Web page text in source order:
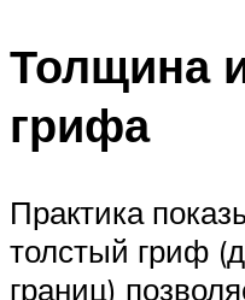
Толщина
грифа
Практика
толстый гриф
границ)